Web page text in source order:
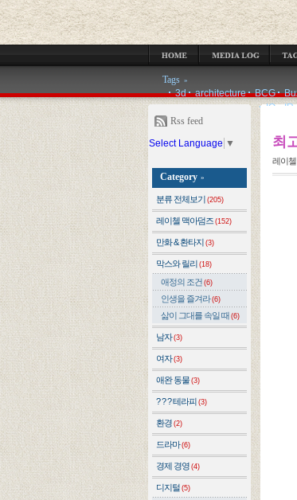
LOCATION LOG GUESTBOOK
Tags »
3d architecture BCG
IQ
IR
Rss feed
Select Language ▼
Category »
분류 전체보기 (205)
레이첼 맥아덤즈 (152)
만화 & 환타지 (3)
막스와 릴리 (18)
애정의 조건 (6)
인생을 즐겨라(6)
삶이 그대를 속일 때 (6)
남자(3)
여자(3)
애완 동물(3)
? ? ? 테라피 (3)
환경 (2)
드라마(6)
경제 경영 (4)
디지털 (5)
최
레이